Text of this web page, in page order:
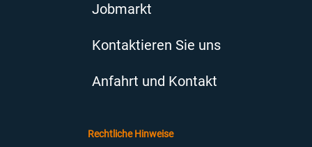
Jobmarkt
Kontaktieren Sie uns
Anfahrt und Kontakt
Rechtliche Hinweise